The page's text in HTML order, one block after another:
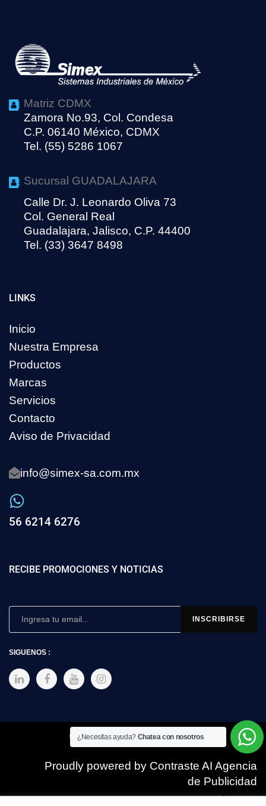
Matriz CDMX
Zamora No.93, Col. Condesa
C.P. 06140 México, CDMX
Tel. (55) 5286 1067
Sucursal GUADALAJARA
Calle Dr. J. Leonardo Oliva 73
Col. General Real
Guadalajara, Jalisco, C.P. 44400
Tel. (33) 3647 8498
LINKS
Inicio
Nuestra Empresa
Productos
Marcas
Servicios
Contacto
Aviso de Privacidad
info@simex-sa.com.mx
56 6214 6276
RECIBE PROMOCIONES Y NOTICIAS
SIGUENOS :
Copyright © 2025 SIMEX
Proudly powered by Contraste AI Agencia
de Publicidad
¿Necesitas ayuda? Chatea con nosotros